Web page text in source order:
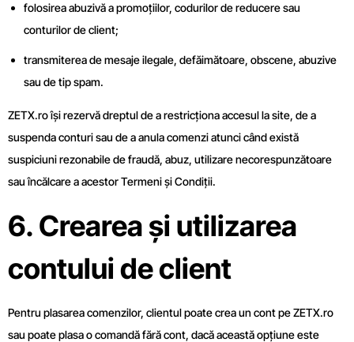
folosirea abuzivă a promoțiilor, codurilor de reducere sau
conturilor de client;
transmiterea de mesaje ilegale, defăimătoare, obscene, abuzive
sau de tip spam.
ZETX.ro își rezervă dreptul de a restricționa accesul la site, de a
suspenda conturi sau de a anula comenzi atunci când există
suspiciuni rezonabile de fraudă, abuz, utilizare necorespunzătoare
sau încălcare a acestor Termeni și Condiții.
6. Crearea și utilizarea
contului de client
Pentru plasarea comenzilor, clientul poate crea un cont pe ZETX.ro
sau poate plasa o comandă fără cont, dacă această opțiune este